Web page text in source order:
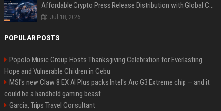
Affordable Crypto Press Release Distribution with Global Coverage
Jul 18, 2026
POPULAR POSTS
Popolo Music Group Hosts Thanksgiving Celebration for Everlasting
Hope and Vulnerable Children in Cebu
MSI's new Claw 8 EX AI Plus packs Intel's Arc G3 Extreme chip — and it
could be a handheld gaming beast
Garcia, Trips Travel Consultant